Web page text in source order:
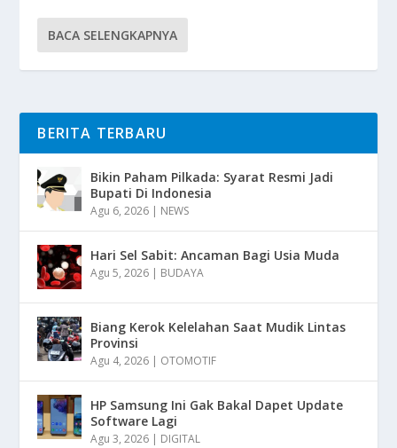
BACA SELENGKAPNYA
BERITA TERBARU
Bikin Paham Pilkada: Syarat Resmi Jadi
Bupati Di Indonesia
Agu 6, 2026 | NEWS
Hari Sel Sabit: Ancaman Bagi Usia Muda
Agu 5, 2026 | BUDAYA
Biang Kerok Kelelahan Saat Mudik Lintas
Provinsi
Agu 4, 2026 | OTOMOTIF
HP Samsung Ini Gak Bakal Dapet Update
Software Lagi
Agu 3, 2026 | DIGITAL